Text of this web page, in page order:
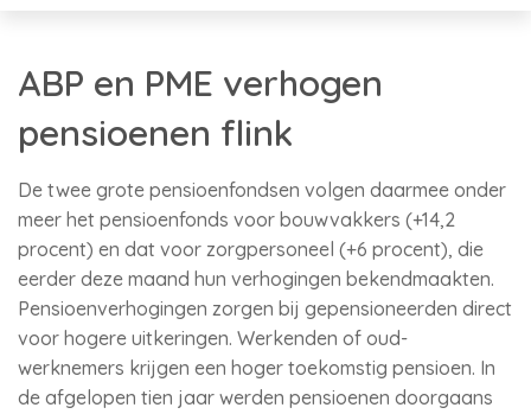
ABP en PME verhogen
pensioenen flink
De twee grote pensioenfondsen volgen daarmee onder
meer het pensioenfonds voor bouwvakkers (+14,2
procent) en dat voor zorgpersoneel (+6 procent), die
eerder deze maand hun verhogingen bekendmaakten.
Pensioenverhogingen zorgen bij gepensioneerden direct
voor hogere uitkeringen. Werkenden of oud-
werknemers krijgen een hoger toekomstig pensioen. In
de afgelopen tien jaar werden pensioenen doorgaans